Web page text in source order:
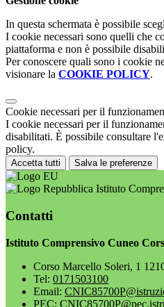
In questa schermata è possibile
I cookie necessari sono quelli che
piattaforma e non è possibile
Per conoscere quali sono i cookie
visionare la COOKIE POLICY.
Cookie necessari per il
I cookie necessari per il
disabilitati. È possibile consultare
policy.
Accetta tutti Salva le preferenze
Istituto
Contatti
Istituto Comprensivo Cuneo
Corso Marcello Soleri, 1
Tel: 0171503100
Email:
PEC: